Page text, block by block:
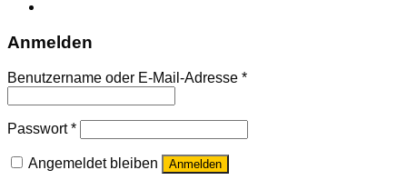
Anmelden
Benutzername oder E-Mail-Adresse *
Passwort*
Angemeldet bleiben Anmelden